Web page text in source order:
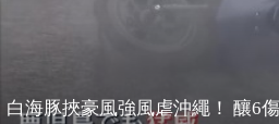
白海豚挾豪風強風虐沖繩！ 釀6